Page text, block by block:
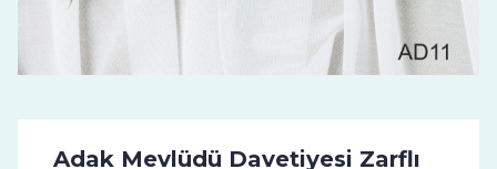
Adak Mevlüdü Davetiyesi Zarflı